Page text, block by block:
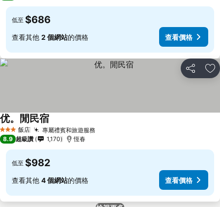
低至 $686
查看其他 2 個網站的價格 查看價格
分享 加
3 星級 飯店 專屬禮賓和旅遊服務
优。閒民宿
8.9 超級讚 1,170 恆春
低至 $982
查看其他 4 個網站的價格 查看價格